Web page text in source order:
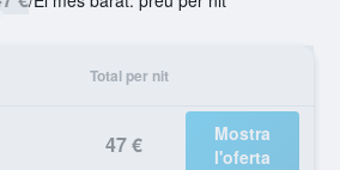
Total per nit
47 €
Mostra
l'oferta